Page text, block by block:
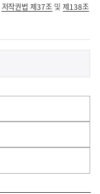
저작권법 제37조 및제138조